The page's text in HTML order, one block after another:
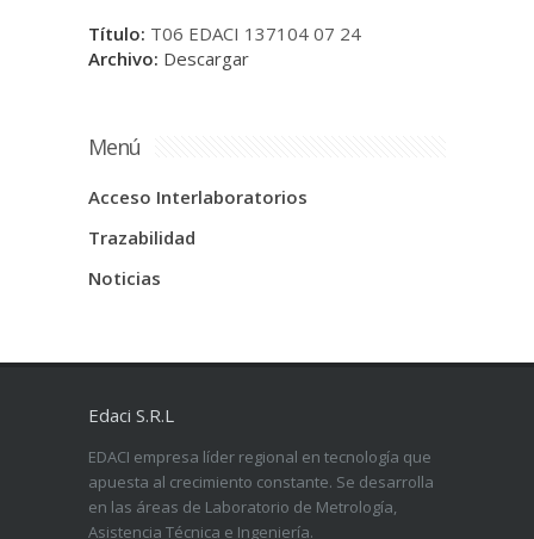
Título: T06 EDACI 137104 07 24
Archivo: Descargar
Menú
Acceso Interlaboratorios
Trazabilidad
Noticias
Edaci S.R.L
EDACI empresa líder regional en tecnología que
apuesta al crecimiento constante. Se desarrolla
en las áreas de Laboratorio de Metrología,
Asistencia Técnica e Ingeniería.